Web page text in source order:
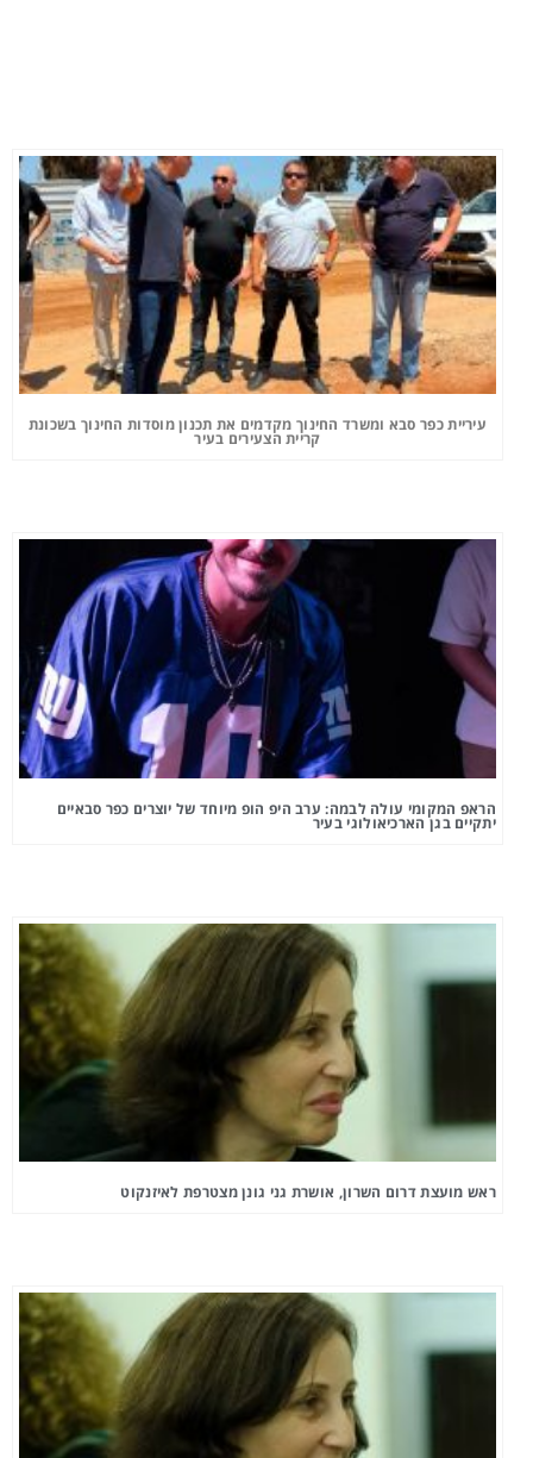
עיריית כפר סבא ומשרד החינוך מקדמים את תכנון מוסדות החינוך בשכונת
קריית הצעירים בעיר
הראפ המקומי עולה לבמה: ערב היפ הופ מיוחד של יוצרים כפר סבאיים
יתקיים בגן הארכיאולוגי בעיר
ראש מועצת דרום השרון, אושרת גני גונן מצטרפת לאיזנקוט